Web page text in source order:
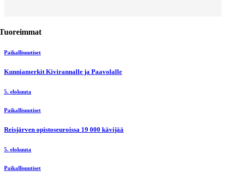
Paikallisuutiset
Kunniamerkit Kivirannalle ja Paavolalle
5. elokuuta
Paikallisuutiset
Reisjärven opistoseuroissa 19 000 kävijää
5. elokuuta
Paikallisuutiset